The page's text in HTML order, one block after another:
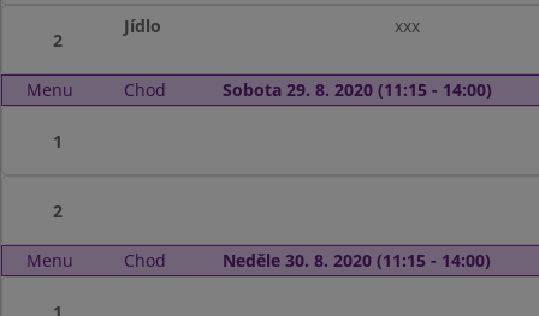
2
Jídlo xxx
Menu Chod Sobota 29. 8. 2020 (11:15 - 14:00)
1
2
Menu Chod Neděle 30. 8. 2020 (11:15 - 14:00)